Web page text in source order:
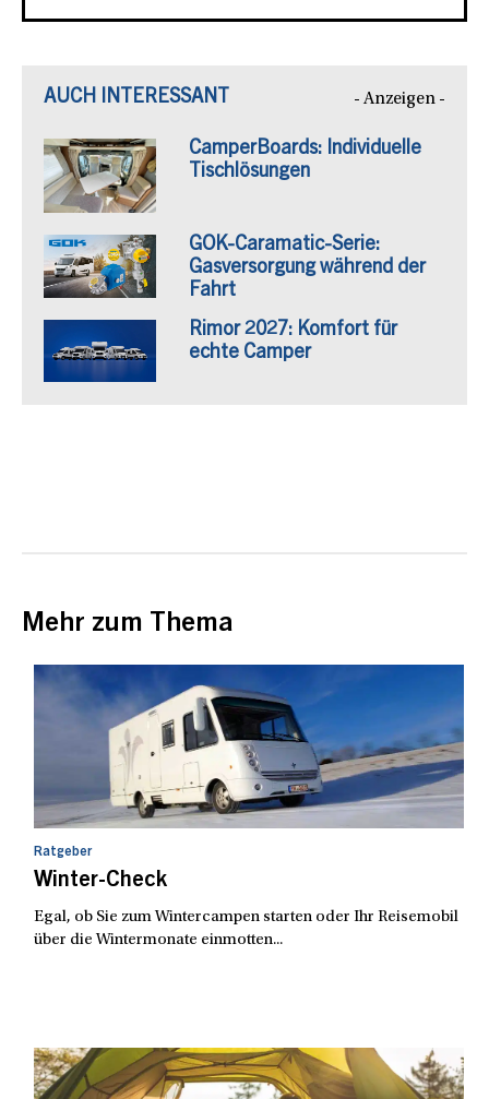
AUCH INTERESSANT - Anzeigen -
CamperBoards: Individuelle
Tischlösungen
GOK-Caramatic-Serie:
Gasversorgung während der
Fahrt
Rimor 2027: Komfort für
echte Camper
Mehr zum Thema
Ratgeber
Winter-Check
Egal, ob Sie zum Wintercampen starten oder Ihr Reisemobil
über die Wintermonate einmotten...